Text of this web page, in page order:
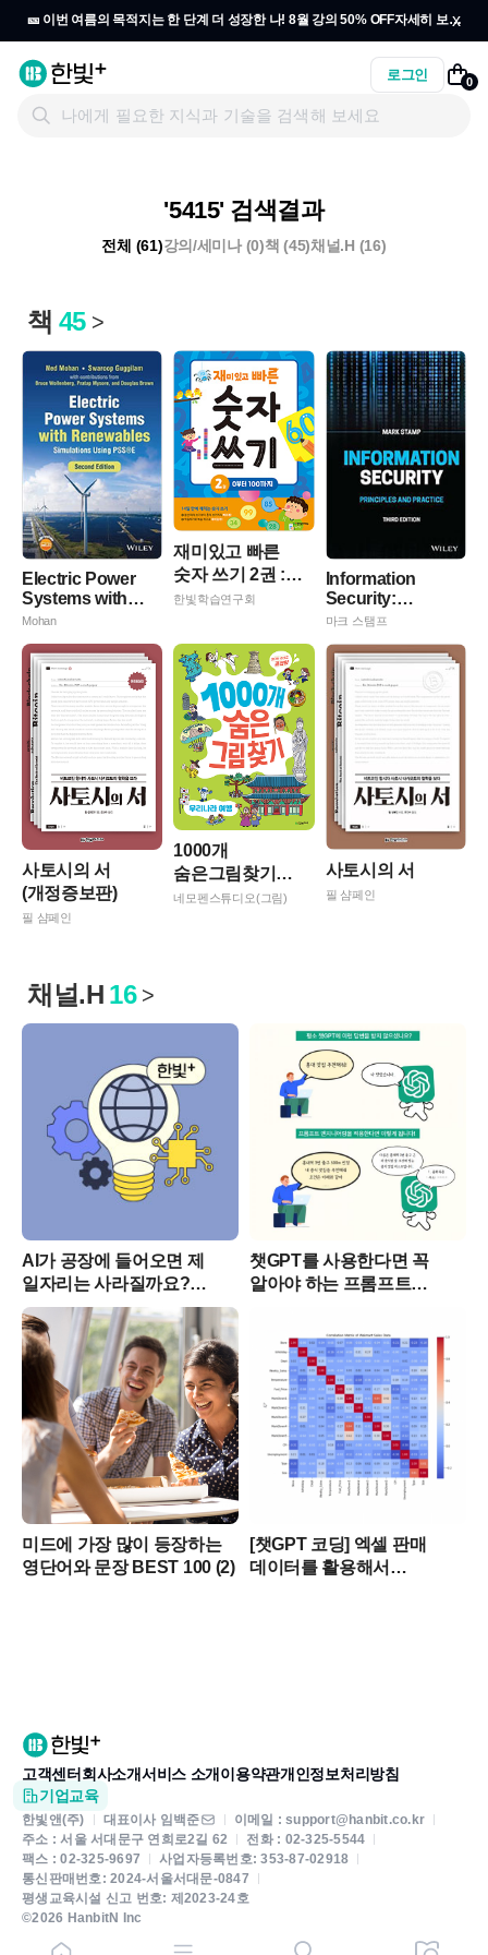
🎫 이번 여름의 목적지는 한 단계 더 성장한 나! 8월 강의 50% OFF자세히 보기
x
로그인 0
'5415' 검색결과
전체 (61)강의/세미나 (0)책 (45)채널.H (16)
책 45 >
Electric Power
Systems with
Renewables:
Using Psse
(Hardcover, 2)
Mohan
재미있고 빠른
숫자 쓰기 2권 :
0부터 100까지
한빛학습연구회
Information
Security:
Principles and
(Hardcover, 3)
마크 스탬프
사토시의 서
(개정증보판)
필 샴페인
1000개
숨은그림찾기
우리나라 여행
네모펜스튜디오(그림)
사토시의 서
필 샴페인
채널.H 16 >
AI가 공장에 들어오면 제
일자리는 사라질까요?
피지컬 AI가 바꾸는 제조
현장
챗GPT를 사용한다면 꼭
알아야 하는 프롬프트
미드에 가장 많이 등장하는
영단어와 문장 BEST 100 (2)
[챗GPT 코딩] 엑셀 판매
데이터를 활용해서
고객센터 회사소개서비스 소개 이용약관개인정보처리방침
기업교육
한빛앤(주) 대표이사 임백준
이메일 : support@hanbit.co.kr
주소 : 서울 서대문구 연희로2길 62
전화 : 02-325-5544
팩스 : 02-325-9697
사업자등록번호: 353-87-02918
통신판매번호: 2024-서울서대문-0847
평생교육시설 신고 번호: 제2023-24호
©2026 HanbitN Inc